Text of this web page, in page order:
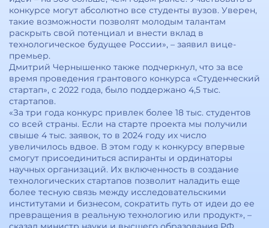
конкурсе могут абсолютно все студенты вузов. Уверен,
такие возможности позволят молодым талантам
раскрыть свой потенциал и внести вклад в
технологическое будущее России», – заявил вице-
премьер.
Дмитрий Чернышенко также подчеркнул, что за все
время проведения грантового конкурса «Студенческий
стартап», с 2022 года, было поддержано 4,5 тыс.
стартапов.
«За три года конкурс привлек более 18 тыс. студентов
со всей страны. Если на старте проекта мы получили
свыше 4 тыс. заявок, то в 2024 году их число
увеличилось вдвое. В этом году к конкурсу впервые
смогут присоединиться аспиранты и ординаторы
научных организаций. Их включенность в создание
технологических стартапов позволит наладить еще
более тесную связь между исследовательскими
институтами и бизнесом, сократить путь от идеи до ее
превращения в реальную технологию или продукт», –